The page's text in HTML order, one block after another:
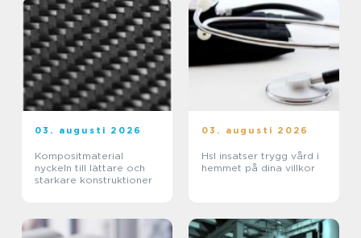
03. augusti 2026
Kompositmaterial
nyckeln till lättare och
starkare konstruktioner
03. augusti 2026
Hsl insatser trygg vård i
hemmet på dina villkor